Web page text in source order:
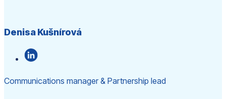
Denisa Kušnírová
Communications manager & Partnership lead